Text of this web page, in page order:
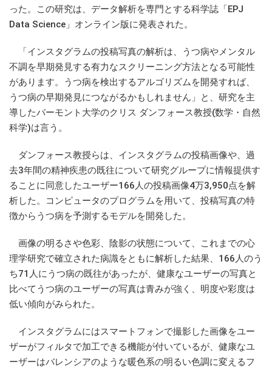
った。この研究は、データ解析を専門とする科学誌「EPJ
Data Science」オンライン版に発表された。
「インスタグラムの投稿写真の解析は、うつ病やメンタル
不調を早期発見する有力なスクリーニング方法となる可能性
があります。うつ病を検出するアルゴリズムを開発すれば、
うつ病の早期発見につながるかもしれません」と、研究を主
導したバーモント大学のクリス ダンフォース教授(数学・自然
科学)は言う。
ダンフォース教授らは、インスタグラムの投稿画像や、過
去3年間の精神疾患の既往について研究グループに情報提供す
ることに同意したユーザー166人の投稿画像4万3,950点を解
析した。コンピュータのプログラムを用いて、投稿写真の特
徴からうつ病を予測するモデルを開発した。
画像の明るさや色彩、陰影の状態について、これまでの心
理学研究で確立された病識をともに解析した結果、166人のう
ち71人にうつ病の既往があったが、健康なユーザーの写真と
比べてうつ病のユーザーの写真は青みが強く、明度や彩度は
低い傾向がみられた。
インスタグラムにはスマートフォンで撮影した画像をユー
ザーがフィルタで加工できる機能が付いているが、健康なユ
ーザーはバレンシアのような暖色系の明るい色調に変えるフ